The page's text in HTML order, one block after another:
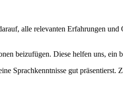
alle relevanten Erfahrungen
beizufügen. Diese helfen uns,
Sprachkenntnisse gut